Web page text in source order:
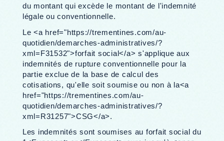
du montant qui excède le montant de l'indemnité
légale ou conventionnelle.
Le <a href="https://trementines.com/au-
quotidien/demarches-administratives/?
xml=F31532">forfait social</a> s'applique aux
indemnités de rupture conventionnelle pour la
partie exclue de la base de calcul des
cotisations, qu'elle soit soumise ou non à la<a
href="https://trementines.com/au-
quotidien/demarches-administratives/?
xml=R31257">CSG</a>.
Les indemnités sont soumises au forfait social du